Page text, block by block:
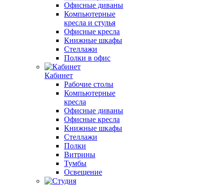
Офисные диваны
Компьютерные
кресла и стулья
Офисные кресла
Книжные шкафы
Стеллажи
Полки в офис
Кабинет
Рабочие столы
Компьютерные
кресла
Офисные диваны
Офисные кресла
Книжные шкафы
Стеллажи
Полки
Витрины
Тумбы
Освещение